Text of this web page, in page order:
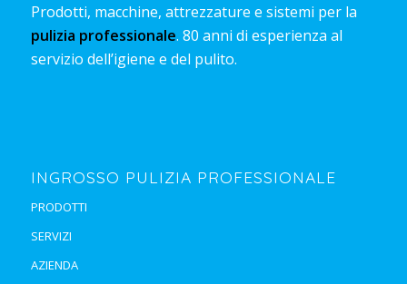
Prodotti, macchine, attrezzature e sistemi per la
pulizia professionale. 80 anni di esperienza al
servizio dell’igiene e del pulito.
INGROSSO PULIZIA PROFESSIONALE
PRODOTTI
SERVIZI
AZIENDA